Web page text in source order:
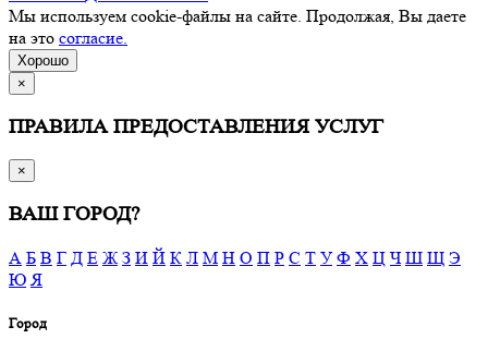
Мы используем cookie-файлы на сайте. Продолжая, Вы даете
на это согласие.
Хорошо
×
ПРАВИЛА ПРЕДОСТАВЛЕНИЯ УСЛУГ
×
ВАШ ГОРОД?
А Б В Г Д Е Ж З И Й К Л М Н О П Р С Т У Ф Х Ц Ч Ш Щ Э
Ю Я
Город